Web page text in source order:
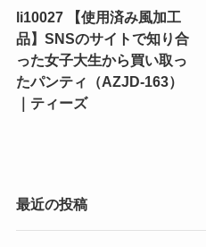
li10027 【使用済み風加工
品】SNSのサイトで知り合
った女子大生から買い取っ
たパンティ（AZJD-163）
｜ティーズ
最近の投稿